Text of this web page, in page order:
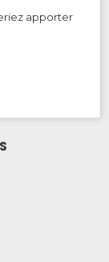
apporter